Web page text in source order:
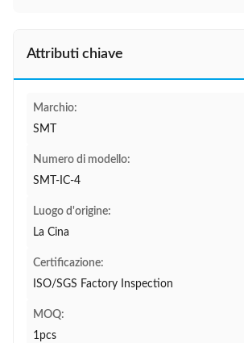
Attributi chiave
Marchio:
SMT
Numero di modello:
SMT-IC-4
Luogo d'origine:
La Cina
Certificazione:
ISO/SGS Factory Inspection
MOQ:
1pcs